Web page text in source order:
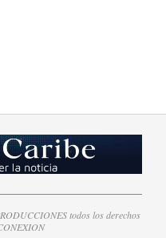
todos los derechos